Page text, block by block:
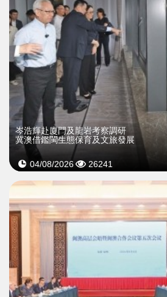
岑浩輝赴廈門及龍岩考察調研
冀澳借鑑閩生態保育及文旅發展
04/08/2026 26241